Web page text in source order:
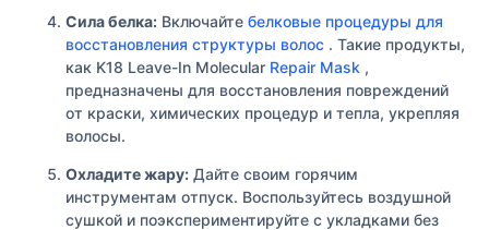
Сила белка: Включайте белковые процедуры для
восстановления структуры волос . Такие продукты,
как K18 Leave-In Molecular Repair Mask ,
предназначены для восстановления повреждений
от краски, химических процедур и тепла, укрепляя
волосы.
Охладите жару: Дайте своим горячим
инструментам отпуск. Воспользуйтесь воздушной
сушкой и поэкспериментируйте с укладками без